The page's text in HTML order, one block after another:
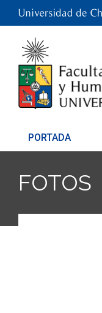
PORTADA
FOTOS